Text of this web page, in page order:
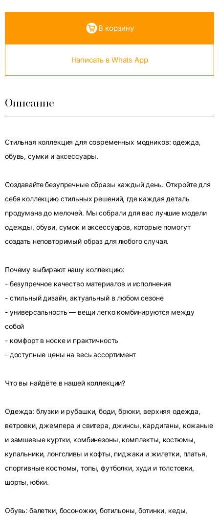
В корзину
Написать в Whats App
Описание
Стильная коллекция для современных модников: одежда,
обувь, сумки и аксессуары.
Создавайте безупречные образы каждый день. Откройте для
себя коллекцию стильных решений, где каждая деталь
продумана до мелочей. Мы собрали для вас лучшие модели
одежды, обуви, сумок и аксессуаров, которые помогут
создать неповторимый образ для любого случая.
Почему выбирают нашу коллекцию:
- безупречное качество материалов и исполнения
- стильный дизайн, актуальный в любом сезоне
- универсальность — вещи легко комбинируются между
собой
- комфорт в носке и практичность
- доступные цены на весь ассортимент
Что вы найдёте в нашей коллекции?
Одежда: блузки и рубашки, боди, брюки, верхняя одежда,
ветровки, джемпера и свитера, джинсы, кардиганы, кожаные
и замшевые куртки, комбинезоны, комплекты, костюмы,
купальники, лонгсливы и кофты, пиджаки и жилетки, платья,
спортивные костюмы, топы, футболки, худи и толстовки,
шорты, юбки.
Обувь: балетки, босоножки, ботильоны, ботинки, кеды,